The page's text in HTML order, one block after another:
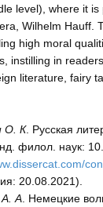
level), where it
Wilhelm Hauff.
high moral
instilling in
literature, fairy
О. К. Русская
филол. наук:
20.08.2021).
А. Немецкие